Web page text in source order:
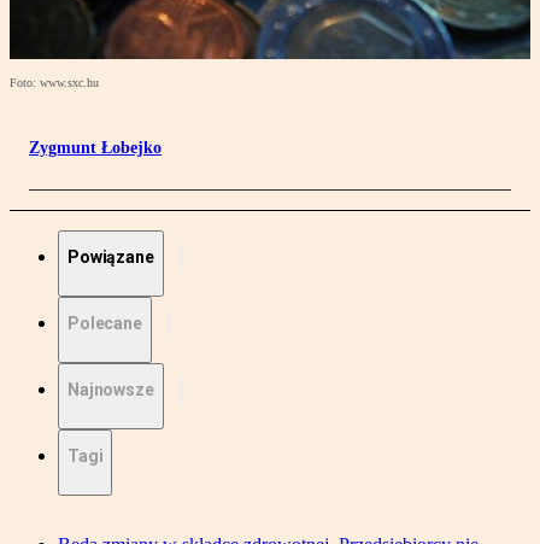
Foto: www.sxc.hu
Zygmunt Łobejko
Powiązane
Polecane
Najnowsze
Tagi